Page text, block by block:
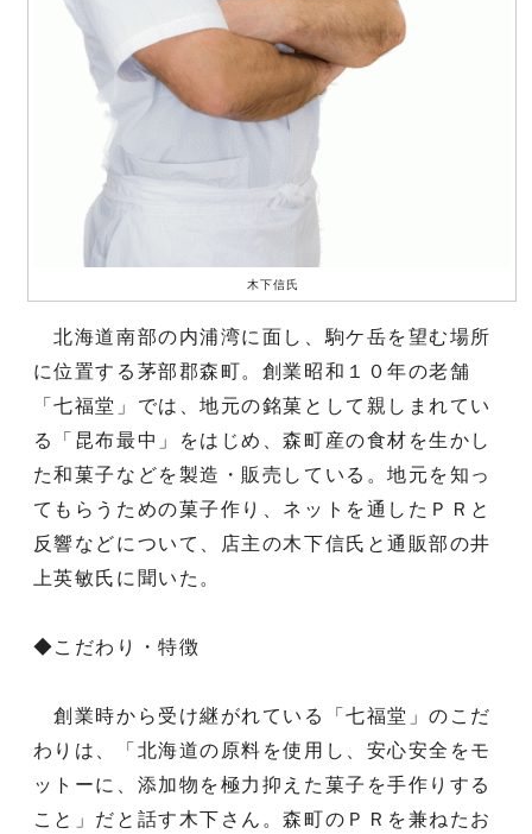
木下信氏
北海道南部の内浦湾に面し、駒ケ岳を望む場所
に位置する茅部郡森町。創業昭和１０年の老舗
「七福堂」では、地元の銘菓として親しまれてい
る「昆布最中」をはじめ、森町産の食材を生かし
た和菓子などを製造・販売している。地元を知っ
てもらうための菓子作り、ネットを通したＰＲと
反響などについて、店主の木下信氏と通販部の井
上英敏氏に聞いた。
◆こだわり・特徴
創業時から受け継がれている「七福堂」のこだ
わりは、「北海道の原料を使用し、安心安全をモ
ットーに、添加物を極力抑えた菓子を手作りする
こと」だと話す木下さん。森町のＰＲを兼ねたお